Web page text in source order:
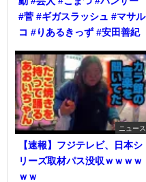
#菅 #ギガスラッシュ #マサル
コ #りあるきっず #安田善紀
ニュース
【速報】フジテレビ、日本シ
リーズ取材パス没収ｗｗｗｗ
ｗｗ